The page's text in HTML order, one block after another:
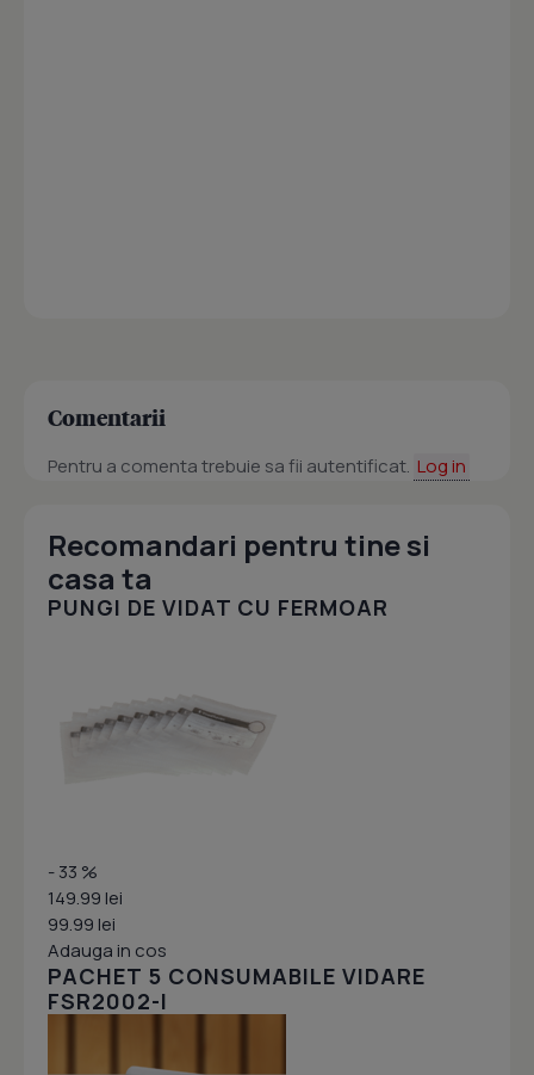
Comentarii
Pentru a comenta trebuie sa fii autentificat. Log in
Recomandari pentru tine si
casa ta
PUNGI DE VIDAT CU FERMOAR
- 33 %
149.99 lei
99.99 lei
Adauga in cos
PACHET 5 CONSUMABILE VIDARE
FSR2002-I